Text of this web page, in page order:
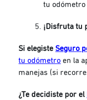
tu odómetro
¡Disfruta tu
Si elegiste Seguro
tu odómetro en la
manejas (si
¿Te decidiste por el